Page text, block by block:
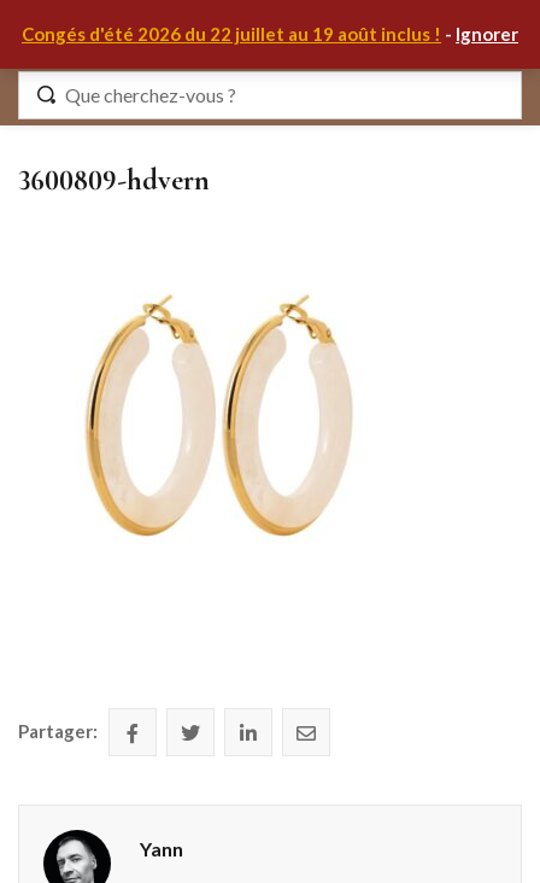
Congés d'été 2026 du 22 juillet au 19 août inclus ! - Ignorer
3600809-hdvern
Partager:
Yann
Identifiez-vous
S'IDENTIFIER
MON COMPTE